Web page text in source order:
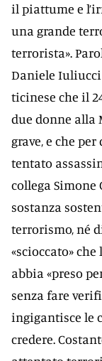
il piattume e
una grande
terrorista».
Daniele Iuliucci
ticinese che il
due donne alla
grave, e che
tentato
collega Simone
sostanza
terrorismo, né
«scioccato» che
abbia «preso
senza fare
ingigantisce le
credere.